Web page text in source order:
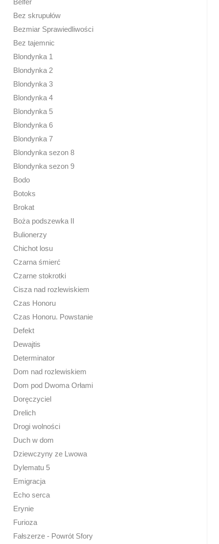
Bez skrupułów
Bezmiar Sprawiedliwości
Bez tajemnic
Blondynka 1
Blondynka 2
Blondynka 3
Blondynka 4
Blondynka 5
Blondynka 6
Blondynka 7
Blondynka sezon 8
Blondynka sezon 9
Bodo
Botoks
Brokat
Boża podszewka II
Bulionerzy
Chichot losu
Czarna śmierć
Czarne stokrotki
Cisza nad rozlewiskiem
Czas Honoru
Czas Honoru. Powstanie
Defekt
Dewajtis
Determinator
Dom nad rozlewiskiem
Dom pod Dwoma Orłami
Doręczyciel
Drelich
Drogi wolności
Duch w dom
Dziewczyny ze Lwowa
Dylematu 5
Emigracja
Echo serca
Erynie
Furioza
Fałszerze - Powrót Sfory